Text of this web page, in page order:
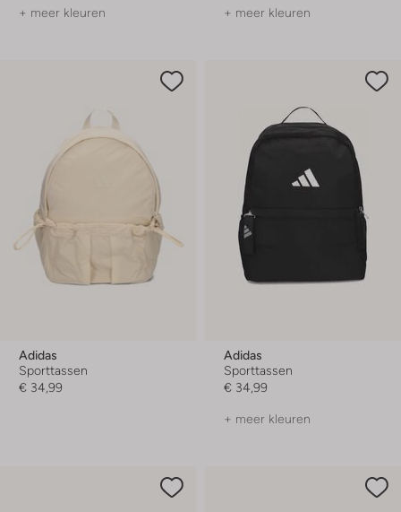
+ meer kleuren + meer kleuren
Adidas
Sporttassen
€ 34,99
Adidas
Sporttassen
€ 34,99
+ meer kleuren